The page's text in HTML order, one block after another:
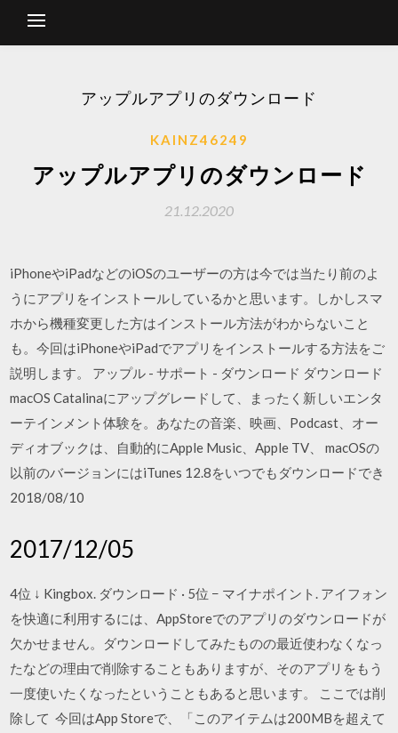
アップルアプリのダウンロード
KAINZ46249
アップルアプリのダウンロード
21.12.2020
iPhoneやiPadなどのiOSのユーザーの方は今では当たり前のよ
うにアプリをインストールしているかと思います。しかしスマ
ホから機種変更した方はインストール方法がわからないこと
も。今回はiPhoneやiPadでアプリをインストールする方法をご
説明します。 アップル - サポート - ダウンロード ダウンロード
macOS Catalinaにアップグレードして、まったく新しいエンタ
ーテインメント体験を。あなたの音楽、映画、Podcast、オー
ディオブックは、自動的にApple Music、Apple TV、 macOSの
以前のバージョンにはiTunes 12.8をいつでもダウンロードでき
2018/08/10
2017/12/05
4位 ↓ Kingbox. ダウンロード · 5位 − マイナポイント. アイフォン
を快適に利用するには、AppStoreでのアプリのダウンロードが
欠かせません。ダウンロードしてみたものの最近使わなくなっ
たなどの理由で削除することもありますが、そのアプリをもう
一度使いたくなったということもあると思います。 ここでは削
除して 今回はApp Storeで、「このアイテムは200MBを超えて